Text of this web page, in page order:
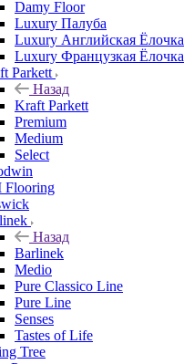
Damy Floor
Luxury Палуба
Luxury Английская Ёлочка
Luxury Французкая Ёлочка
Parkett
Назад
Kraft Parkett
Premium
Medium
Select
Flooring
Назад
Barlinek
Medio
Pure Classico Line
Pure Line
Senses
Tastes of Life
Tree